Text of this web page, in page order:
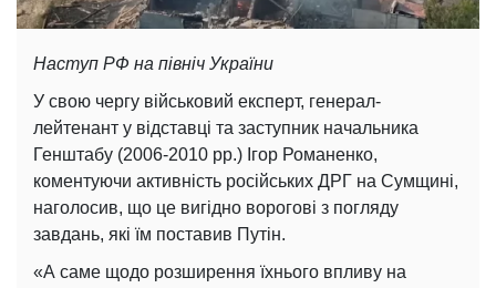
Наступ РФ на північ України
У свою чергу військовий експерт, генерал-
лейтенант у відставці та заступник начальника
Генштабу (2006-2010 рр.) Ігор Романенко,
коментуючи активність російських ДРГ на Сумщині,
наголосив, що це вигідно ворогові з погляду
завдань, які їм поставив Путін.
«А саме щодо розширення їхнього впливу на